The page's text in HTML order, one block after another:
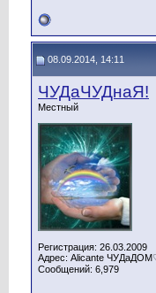
08.09.2014, 14:11
ЧУДаЧУДнаЯ!
Местный
Регистрация: 26.03.2009
Адрес: Alicante
Сообщений: 6,979